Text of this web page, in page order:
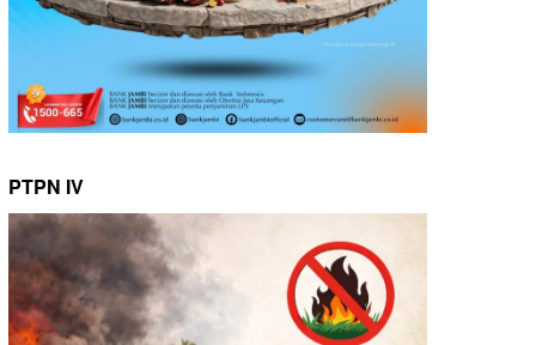
PTPN IV